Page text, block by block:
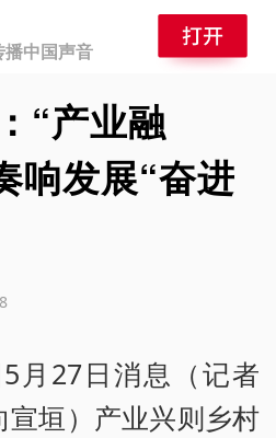
中国声音
“产业融
响发展“奋进
月27日消息（记者
垣）产业兴则乡村